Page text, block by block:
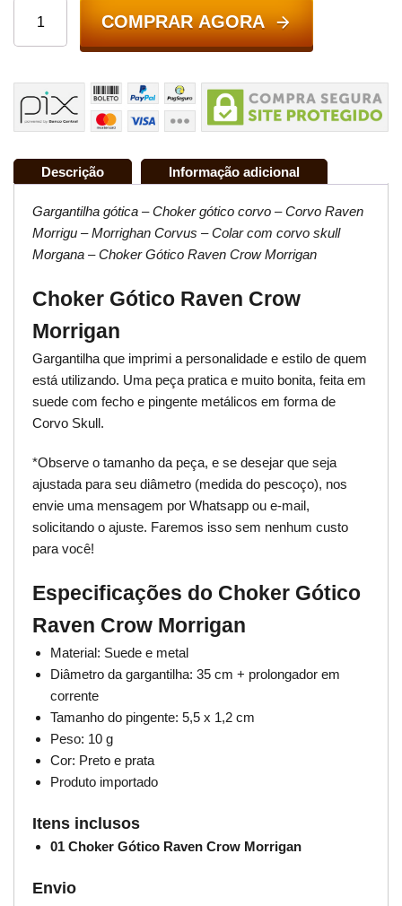
COMPRAR AGORA
Descrição Informação adicional
Gargantilha gótica – Choker gótico corvo – Corvo Raven
Morrigu – Morrighan Corvus – Colar com corvo skull
Morgana – Choker Gótico Raven Crow Morrigan
Choker Gótico Raven Crow
Morrigan
Gargantilha que imprimi a personalidade e estilo de quem
está utilizando. Uma peça pratica e muito bonita, feita em
suede com fecho e pingente metálicos em forma de
Corvo Skull.
*Observe o tamanho da peça, e se desejar que seja
ajustada para seu diâmetro (medida do pescoço), nos
envie uma mensagem por Whatsapp ou e-mail,
solicitando o ajuste. Faremos isso sem nenhum custo
para você!
Especificações do Choker Gótico
Raven Crow Morrigan
Material: Suede e metal
Diâmetro da gargantilha: 35 cm + prolongador em
corrente
Tamanho do pingente: 5,5 x 1,2 cm
Peso: 10 g
Cor: Preto e prata
Produto importado
Itens inclusos
01 Choker Gótico Raven Crow Morrigan
Envio